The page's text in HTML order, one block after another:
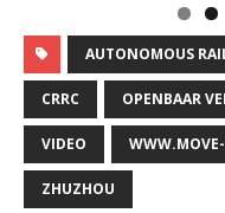
AUTONOMOUS
CRRC OPENBAAR
VIDEO
ZHUZHOU